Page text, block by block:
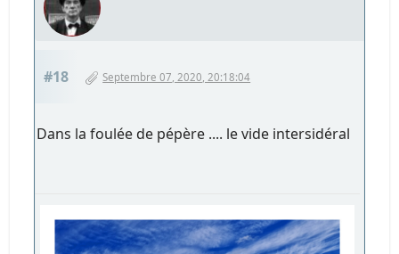
#18 Septembre 07, 2020, 20:18:04
Dans la foulée de pépère .... le vide intersidéral